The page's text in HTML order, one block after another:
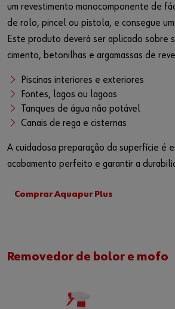
um revestimento monocomponente de
de rolo, pincel ou pistola, e consegue
Este produto deverá ser aplicado sobre
cimento, betonilhas e argamassas de
Piscinas interiores e exteriores
Fontes, lagos ou lagoas
Tanques de água não potável
Canais de rega e cisternas
A cuidadosa preparação da superfície é
acabamento perfeito e garantir a
Comprar Aquapur Plus
Removedor de bolor e mofo